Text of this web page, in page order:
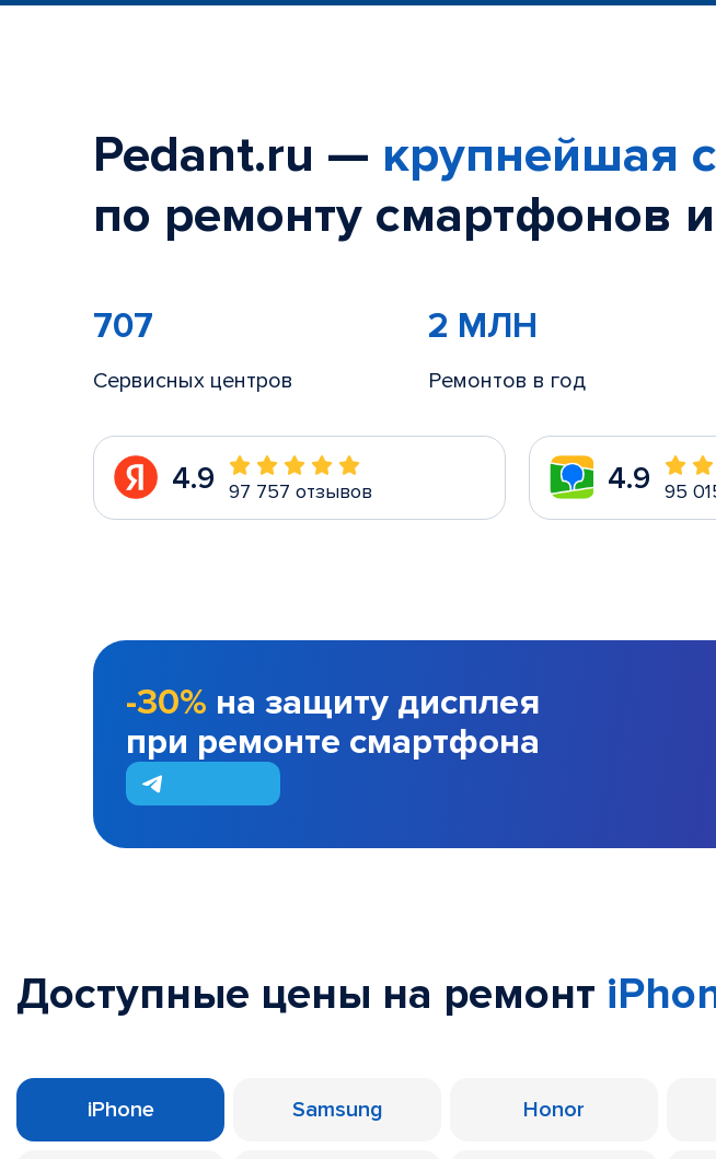
Pedant.ru — крупнейшая
по ремонту смартфонов
707
Сервисных центров
2 МЛН
Ремонтов в год
4.9 97 757 отзывов 4.9 95
-30% на защиту дисплея
при ремонте смартфона
Доступные цены на ремонт
iPhone Samsung Honor